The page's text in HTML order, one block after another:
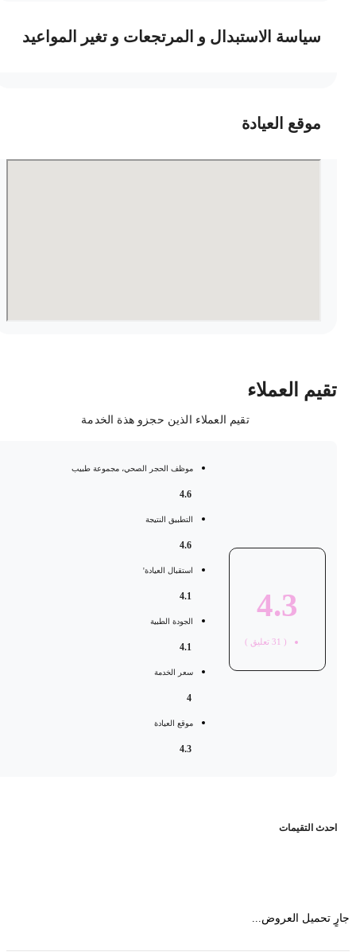
سياسة الاستبدال و المرتجعات و تغير المواعيد
موقع العيادة
العملاء
تقيم العملاء الذين حجزو هذة الخدمة
4.3
31 تعليق )
موظف الحجر الصحي، مجموعة طبيب
التطبيق النتيجة
استقبال العيادة'
الجودة الطبية
سعر الخدمة
موقع العيادة
التقيمات
تحميل العروض...